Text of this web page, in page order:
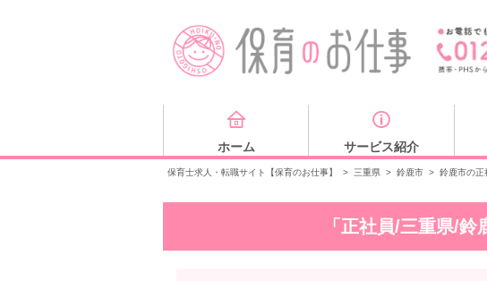
ホーム サービス紹介
保育士求人・転職サイト【保育のお仕事】 > 三重県 > 鈴鹿市 > 鈴鹿市の正
「正社員/三重県/